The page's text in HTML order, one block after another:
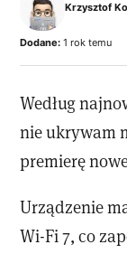
Krzysztof
Dodane: 1 rok temu
Według
nie ukrywam
premierę
Urządzenie
Wi-Fi 7, co